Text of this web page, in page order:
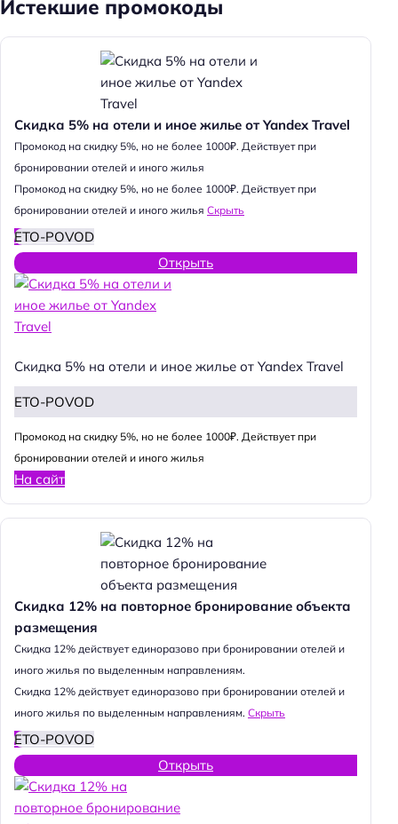
Истекшие промокоды
Скидка 5% на отели и иное жилье от Yandex Travel
Промокод на скидку 5%, но не более 1000₽. Действует при
бронировании отелей и иного жилья
Промокод на скидку 5%, но не более 1000₽. Действует при
бронировании отелей и иного жилья Скрыть
ETO-POVOD
Открыть
Скидка 5% на отели и иное жилье от Yandex Travel
ETO-POVOD
Промокод на скидку 5%, но не более 1000₽. Действует при
бронировании отелей и иного жилья
На сайт
Скидка 12% на повторное бронирование объекта
размещения
Cкидка 12% действует единоразово при бронировании отелей и
иного жилья по выделенным направлениям.
Cкидка 12% действует единоразово при бронировании отелей и
иного жилья по выделенным направлениям. Скрыть
ETO-POVOD
Открыть